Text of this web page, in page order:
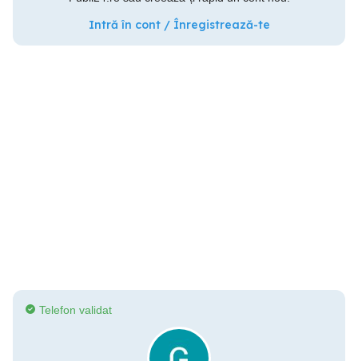
Intră în cont / Înregistrează-te
Telefon validat